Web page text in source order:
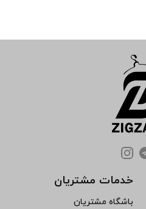
خدمات مشتریان
باشگاه مشتریان